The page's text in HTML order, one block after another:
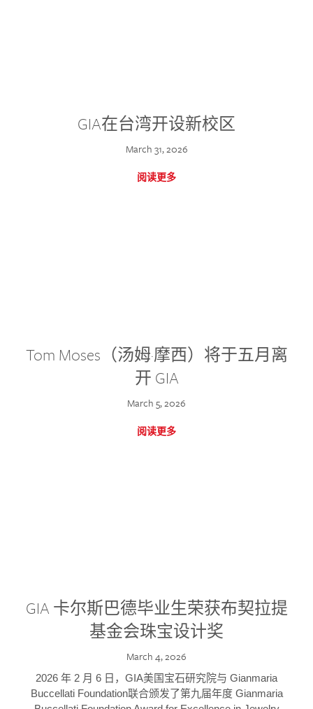
GIA在台湾开设新校区
March 31, 2026
阅读更多
Tom Moses（汤姆·摩西）将于五月离
开 GIA
March 5, 2026
阅读更多
GIA 卡尔斯巴德毕业生荣获布契拉提
基金会珠宝设计奖
March 4, 2026
2026 年 2 月 6 日，GIA美国宝石研究院与 Gianmaria
Buccellati Foundation联合颁发了第九届年度 Gianmaria